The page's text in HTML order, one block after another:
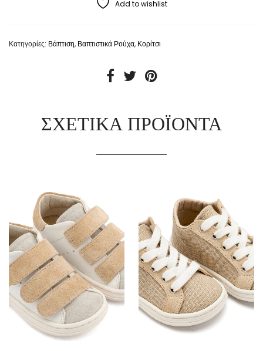
Add to wishlist
Κατηγορίες: Βάπτιση, Βαπτιστικά Ρούχα, Κορίτσι
ΣΧΕΤΙΚΆ ΠΡΟΪΌΝΤΑ